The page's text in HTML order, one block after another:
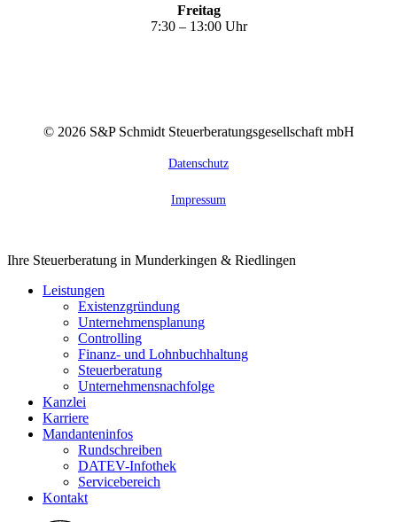
Freitag
7:30 – 13:00 Uhr
© 2026S&P Schmidt Steuerberatungsgesellschaft mbH
Datenschutz
Impressum
Close
Ihre Steuerberatung in Munderkingen & Riedlingen
Leistungen
Existenzgründung
Unternehmensplanung
Controlling
Finanz- und Lohnbuchhaltung
Steuerberatung
Unternehmensnachfolge
Kanzlei
Karriere
Mandanteninfos
Rundschreiben
DATEV-Infothek
Servicebereich
Kontakt